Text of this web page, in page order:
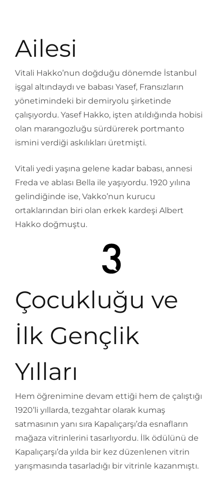
Ailesi
Vitali Hakko’nun doğduğu dönemde İstanbul
işgal altındaydı ve babası Yasef, Fransızların
yönetimindeki bir demiryolu şirketinde
çalışıyordu. Yasef Hakko, işten atıldığında hobisi
olan marangozluğu sürdürerek portmanto
ismini verdiği askılıkları üretmişti.
Vitali yedi yaşına gelene kadar babası, annesi
Freda ve ablası Bella ile yaşıyordu. 1920 yılına
gelindiğinde ise, Vakko’nun kurucu
ortaklarından biri olan erkek kardeşi Albert
Hakko doğmuştu.
Çocukluğu ve
İlk Gençlik
Yılları
Hem öğrenimine devam ettiği hem de çalıştığı
1920’li yıllarda, tezgahtar olarak kumaş
satmasının yanı sıra Kapalıçarşı’da esnafların
mağaza vitrinlerini tasarlıyordu. İlk ödülünü de
Kapalıçarşı’da yılda bir kez düzenlenen vitrin
yarışmasında tasarladığı bir vitrinle kazanmıştı.